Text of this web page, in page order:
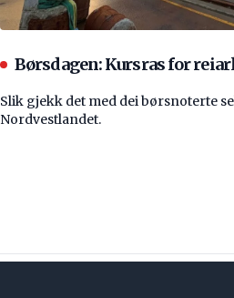
Børsdagen: Kursras for
Slik gjekk det med dei børsnoterte
Nordvestlandet.